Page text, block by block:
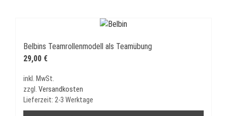
Belbins Teamrollenmodell als Teamübung
29,00 €
inkl. MwSt.
zzgl. Versandkosten
Lieferzeit: 2-3 Werktage